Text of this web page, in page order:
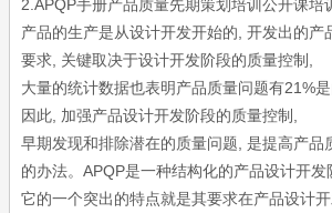
2.APQP手册产品质量先期策划培训公开课培
产品的生产是从设计开发开始的, 开发出的产
要求, 关键取决于设计开发阶段的质量控制,
大量的统计数据也表明产品质量问题有21%是
因此, 加强产品设计开发阶段的质量控制,
早期发现和排除潜在的质量问题, 是提高产品
的办法。APQP是一种结构化的产品设计开发
它的一个突出的特点就是其要求在产品设计